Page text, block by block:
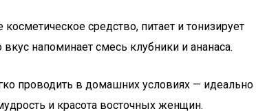
средство, питает и тонизирует
напоминает смесь клубники и ананаса.
проводить в домашних условиях — идеально
и красота восточных женщин.